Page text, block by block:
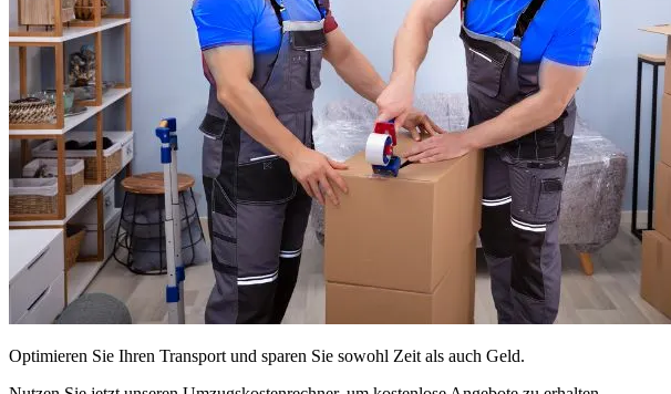
Optimieren Sie Ihren Transport und sparen Sie sowohl Zeit als auch Geld.